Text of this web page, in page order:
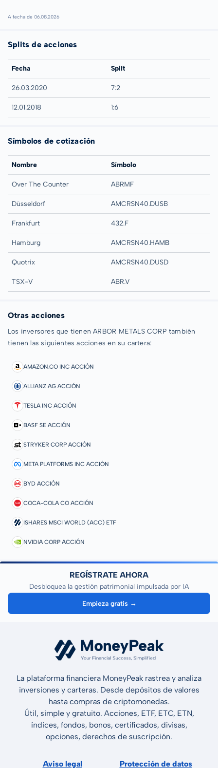
A fecha de 06.08.2026
Splits de acciones
Fecha Split
26.03.2020 7:2
12.01.2018 1:6
Símbolos de cotización
Nombre Símbolo
Over The Counter ABRMF
Düsseldorf AMCRSN40.DUSB
Frankfurt 432.F
Hamburg AMCRSN40.HAMB
Quotrix AMCRSN40.DUSD
TSX-V ABR.V
Otras acciones
Los inversores que tienen ARBOR METALS CORP también
tienen las siguientes acciones en su cartera:
AMAZON.CO INC ACCIÓN
ALLIANZ AG ACCIÓN
TESLA INC ACCIÓN
BASF SE ACCIÓN
STRYKER CORP ACCIÓN
META PLATFORMS INC ACCIÓN
BYD ACCIÓN
COCA-COLA CO ACCIÓN
ISHARES MSCI WORLD (ACC) ETF
NVIDIA CORP ACCIÓN
REGÍSTRATE AHORA
Desbloquea la gestión patrimonial impulsada por IA
Empieza gratis →
La plataforma financiera MoneyPeak rastrea y analiza
inversiones y carteras. Desde depósitos de valores
hasta compras de criptomonedas.
Útil, simple y gratuito. Acciones, ETF, ETC, ETN,
índices, fondos, bonos, certificados, divisas,
opciones, derechos de suscripción.
Aviso legal Protección de datos